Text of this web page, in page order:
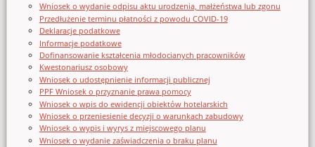
Wniosek o wydanie odpisu aktu urodzenia, małżeństwa lub zgonu
Przedłużenie terminu płatności z powodu COVID-19
Deklaracje podatkowe
Informacje podatkowe
Dofinansowanie kształcenia młodocianych pracowników
Kwestonariusz osobowy
Wniosek o udostępnienie informacji publicznej
PPF Wniosek o przyznanie prawa pomocy
Wniosek o wpis do ewidencji obiektów hotelarskich
Wniosek o przeniesienie decyzji o warunkach zabudowy
Wniosek o wypis i wyrys z miejscowego planu
Wniosek o wydanie zaświadczenia o braku planu